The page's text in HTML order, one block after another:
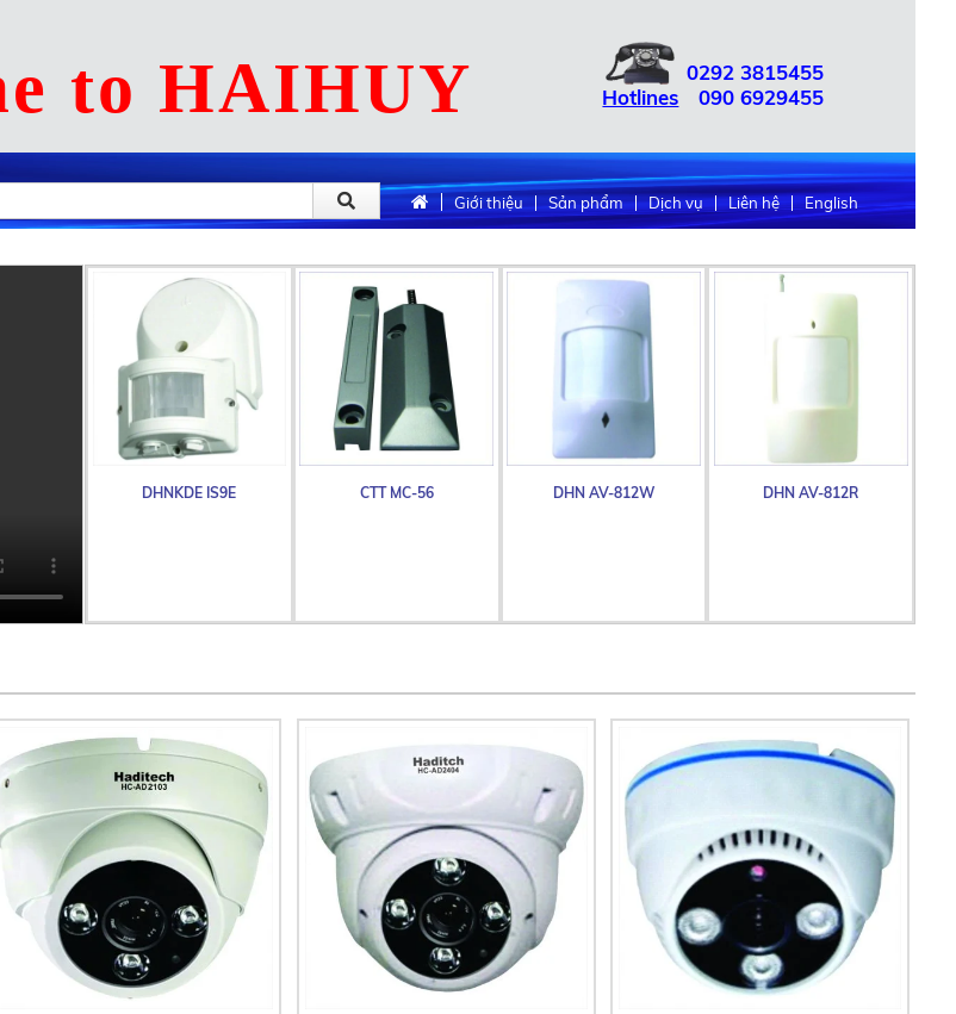
to HAIHUY Hotlines
02923815455
090 6929455
Giới thiệu Sản phẩm Dịch vụ Liên hệ English